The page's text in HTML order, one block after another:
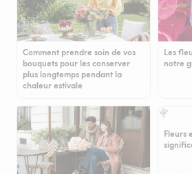
Comment prendre soin de vos
bouquets pour les conserver
plus longtemps pendant la
chaleur estivale
Les
notre
Fleurs